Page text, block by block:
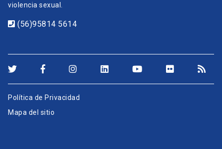
violencia sexual.
(56)95814 5614
Política de Privacidad
Mapa del sitio